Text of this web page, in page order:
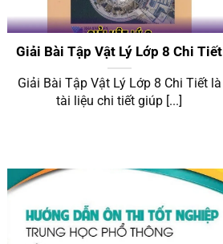
Giải Vật Lý 8
Giải Bài Tập Vật Lý Lớp 8 Chi Tiết
Giải Bài Tập Vật Lý Lớp 8 Chi Tiết là
tài liệu chi tiết giúp [...]